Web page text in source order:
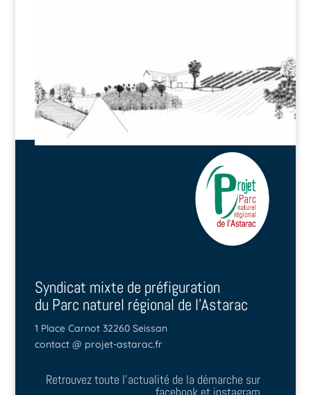
Syndicat mixte de préfiguration
du Parc naturel régional de l'Astarac
1 Place Carnot 32260 Seissan
contact @ projet-astarac.fr
Retrouvez toute l'actualité de la démarche sur